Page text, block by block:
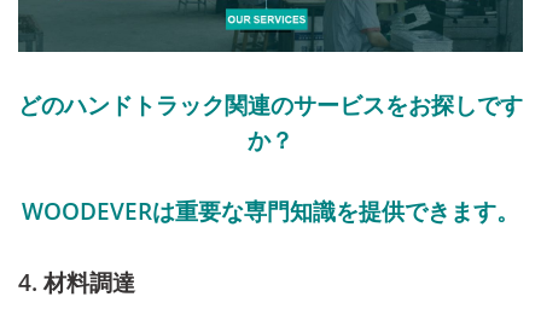
どのハンドトラック関連のサービスをお探しです
か？
WOODEVERは重要な専門知識を提供できます。
4. 材料調達